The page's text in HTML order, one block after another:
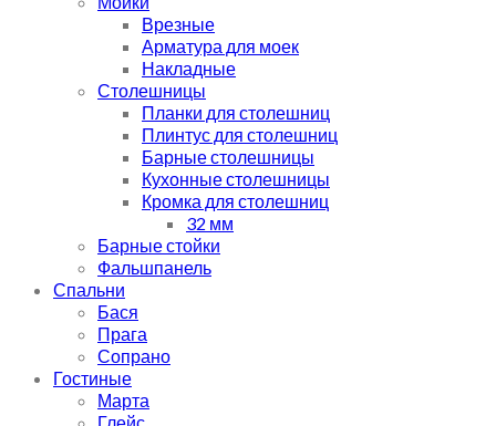
Врезные
Арматура для моек
Накладные
Столешницы
Планки для столешниц
Плинтус для столешниц
Барные столешницы
Кухонные столешницы
Кромка для столешниц
32 мм
Барные стойки
Фальшпанель
Спальни
Бася
Прага
Сопрано
Гостиные
Марта